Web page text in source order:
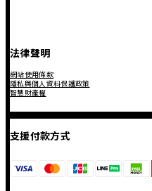
法律聲明
網站使用條款
隱私與個人資料保護政策
智慧財產權
支援付款方式